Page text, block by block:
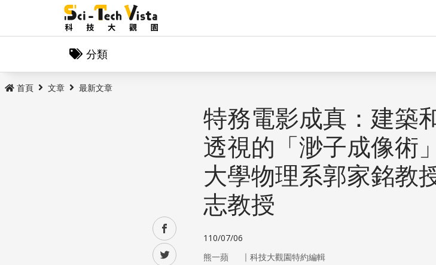
分類
首頁 文章 最新文章
facebook
twitter
特務電影成真：建築
透視的「渺子成像
大學物理系郭家銘教
志教授
110/07/06
熊一蘋 ｜ 科技大觀園特約編輯